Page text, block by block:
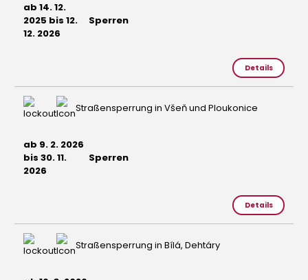
ab 14. 12.
2025 bis 12.
12. 2026
Sperren
Details
Straßensperrung in Všeň und Ploukonice
ab 9. 2. 2026
bis 30. 11.
2026
Sperren
Details
Straßensperrung in Bílá, Dehtáry